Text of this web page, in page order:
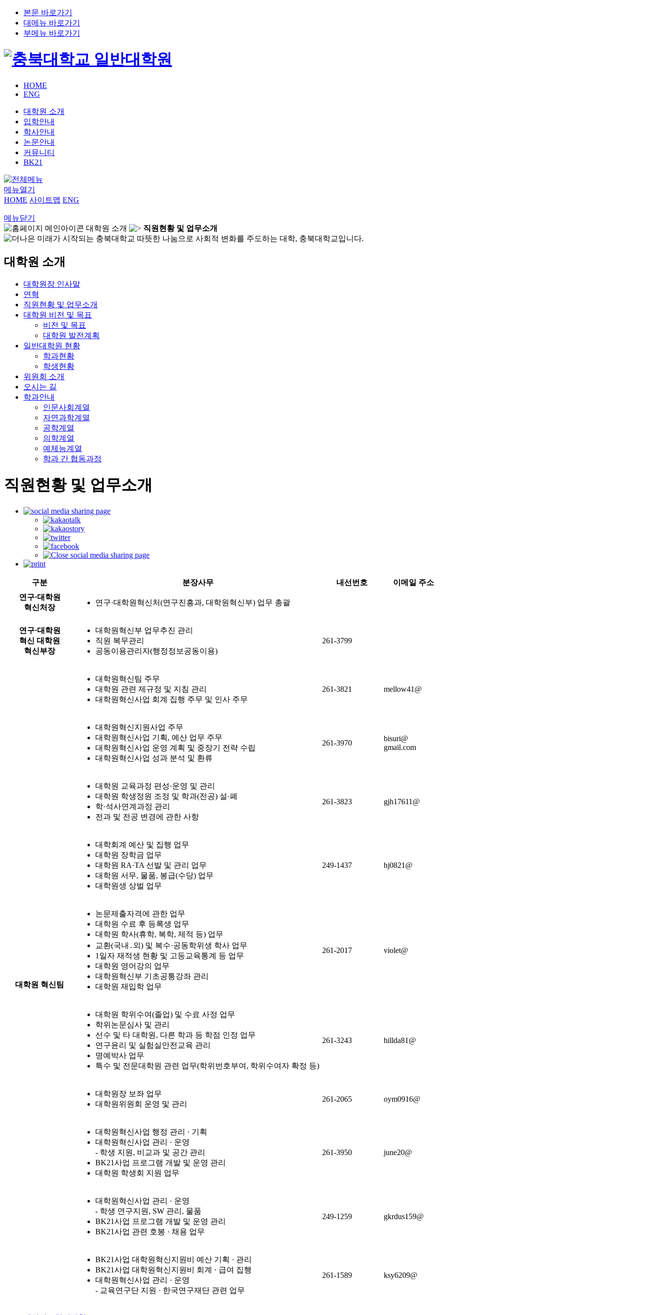
본문 바로가기
대메뉴 바로가기
부메뉴 바로가기
HOME
ENG
대학원 소개
입학안내
학사안내
논문안내
커뮤니티
BK21
메뉴열기
HOME 사이트맵 ENG
메뉴닫기
대학원 소개
직원현황 및 업무소개
대학원 소개
대학원장 인사말
연혁
직원현황 및 업무소개
대학원 비전 및 목표
비전 및 목표
대학원 발전계획
일반대학원 현황
학과현황
학생현황
위원회 소개
오시는 길
학과안내
인문사회계열
자연과학계열
공학계열
의학계열
예체능계열
학과 간 협동과정
직원현황 및 업무소개
구분 분장사무 내선번호
이메일 주소
연구·대학원
혁신처장
연구·대학원혁신처(연구진흥과, 대학원혁신부) 업무 총괄
연구·대학원
혁신 대학원
혁신부장
대학원혁신부 업무추진 관리
직원 복무관리
공동이용관리자(행정정보공동이용)
261-3799
대학원 혁신팀
대학원혁신팀 주무
대학원 관련 제규정 및 지침 관리
대학원혁신사업 회계 집행 주무 및 인사 주무
261-3821 mellow41@
대학원혁신지원사업 주무
대학원혁신사업 기획, 예산 업무 주무
대학원혁신사업 운영 계획 및 중장기 전략 수립
대학원혁신사업 성과 분석 및 환류
261-3970
bisuri@
gmail.com
대학원 교육과정 편성·운영 및 관리
대학원 학생정원 조정 및 학과(전공) 설·폐
학·석사연계과정 관리
전과 및 전공 변경에 관한 사항
261-3823 gjh17611@
대학회계 예산 및 집행 업무
대학원 장학금 업무
대학원 RA·TA 선발 및 관리 업무
대학원 서무, 물품, 봉급(수당) 업무
대학원생 상벌 업무
249-1437 hj0821@
논문제출자격에 관한 업무
대학원 수료 후 등록생 업무
대학원 학사(휴학, 복학, 제적 등) 업무
교환(국내․외) 및 복수·공동학위생 학사 업무
1일자 재적생 현황 및 고등교육통계 등 업무
대학원 영어강의 업무
대학원혁신부 기초공통강좌 관리
대학원 재입학 업무
261-2017 violet@
대학원 학위수여(졸업) 및 수료 사정 업무
학위논문심사 및 관리
선수 및 타 대학원, 다른 학과 등 학점 인정 업무
연구윤리 및 실험실안전교육 관리
명예박사 업무
특수 및 전문대학원 관련 업무(학위번호부여, 학위수여자 확정 등)
261-3243 hillda81@
대학원장 보좌 업무
대학원위원회 운영 및 관리
261-2065 oym0916@
대학원혁신사업 행정 관리 · 기획
대학원혁신사업 관리 · 운영
- 학생 지원, 비교과 및 공간 관리
BK21사업 프로그램 개발 및 운영 관리
대학원 학생회 지원 업무
261-3950 june20@
대학원혁신사업 관리 · 운영
- 학생 연구지원, SW 관리, 물품
BK21사업 프로그램 개발 및 운영 관리
BK21사업 관련 호봉 · 채용 업무
249-1259 gkrdus159@
BK21사업 대학원혁신지원비 예산 기획 · 관리
BK21사업 대학원혁신지원비 회계 · 급여 집행
대학원혁신사업 관리 · 운영
- 교육연구단 지원 · 한국연구재단 관련 업무
261-1589 ksy6209@